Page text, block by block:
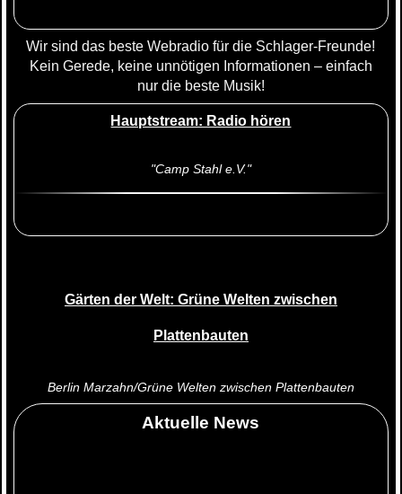
Wir sind das beste Webradio für die Schlager-Freunde!
Kein Gerede, keine unnötigen Informationen – einfach
nur die beste Musik!
Hauptstream: Radio hören
"Camp Stahl e.V."
Gärten der Welt: Grüne Welten zwischen
Plattenbauten
Berlin Marzahn/Grüne Welten zwischen Plattenbauten
Aktuelle News